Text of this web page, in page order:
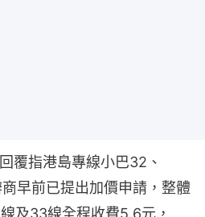
覆指港島專線小巴32、
早前已提出加價申請，整體
及33線全程收費5.6元，